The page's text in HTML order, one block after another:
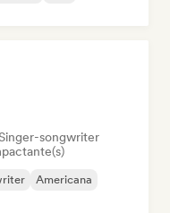
songwriter
Americana